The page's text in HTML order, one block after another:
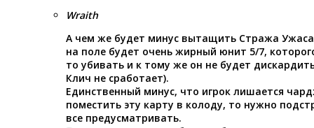
Wraith
А чем же будет минус вытащить Стража
на поле будет очень жирный юнит 5/7,
то убивать и к тому же он не будет
Клич не сработает).
Единственный минус, что игрок лишается
поместить эту карту в колоду, то нужно
все предусматривать.